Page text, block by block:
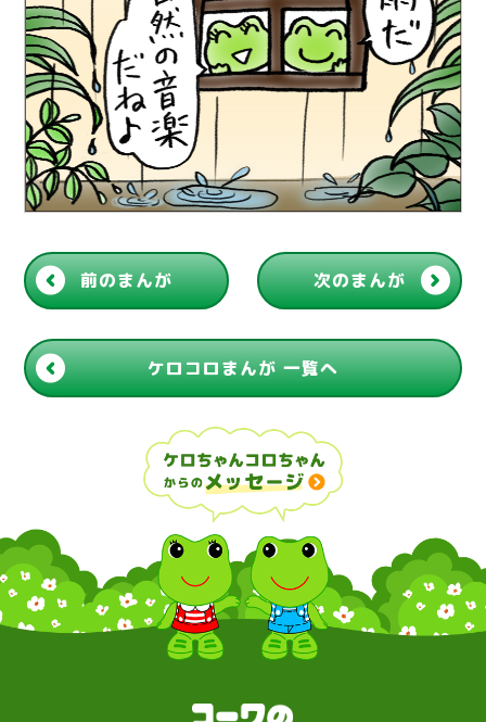
前のまんが 次のまんが
ケロコロまんが 一覧へ